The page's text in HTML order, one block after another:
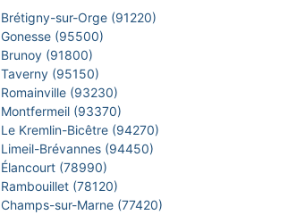
Brétigny-sur-Orge (91220)
Gonesse (95500)
Brunoy (91800)
Taverny (95150)
Romainville (93230)
Montfermeil (93370)
Le Kremlin-Bicêtre (94270)
Limeil-Brévannes (94450)
Élancourt (78990)
Rambouillet (78120)
Champs-sur-Marne (77420)